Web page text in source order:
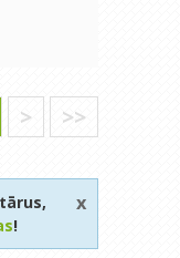
> >>
!
x